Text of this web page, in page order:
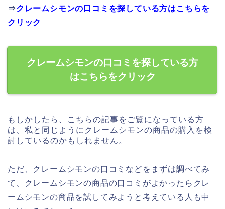
⇒クレームシモンの口コミを探している方はこちらを
クリック
クレームシモンの口コミを探している方
はこちらをクリック
もしかしたら、こちらの記事をご覧になっている方
は、私と同じようにクレームシモンの商品の購入を検
討しているのかもしれません。
ただ、クレームシモンの口コミなどをまずは調べてみ
て、クレームシモンの商品の口コミがよかったらクレ
ームシモンの商品を試してみようと考えている人も中